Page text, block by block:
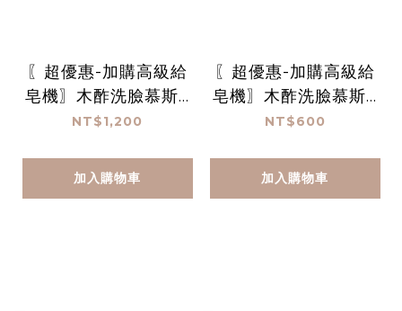
〖超優惠-加購高級給
皂機〗木酢洗臉慕斯 1
000 mL*2
NT$1,200
加入購物車
〖超優惠-加購高級給
皂機〗木酢洗臉慕斯 1
000 mL
NT$600
加入購物車